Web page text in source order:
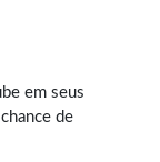
em seus
de